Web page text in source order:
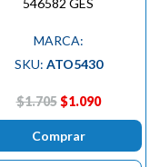
MARCA:
SKU: ATO5430
$1.705 $1.090
Comprar